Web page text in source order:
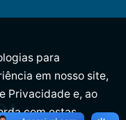
para
em nosso site,
Privacidade e, ao
com estas